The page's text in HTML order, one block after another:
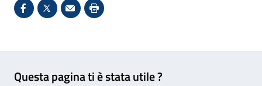
Condividi su Facebook - Sito esterno - Apertura in
X - Sito esterno - Apertura in nuova finestra
Invio Mail: apre il programma di posta
Stampa pagina: scelta meno
Questa pagina ti è stata utile ?